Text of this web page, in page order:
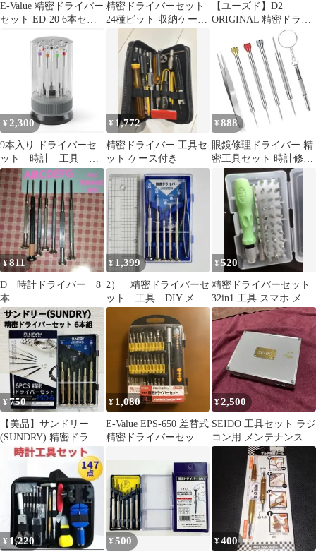
E-Value 精密ドライバー
セット ED-20 6本セッ
精密ドライバーセット
24種ビット 収納ケース
【ユーズド】D2
ORIGINAL 精密ドライ
バーセット 6本組
¥ 2,300
9本入り ドライバーセ
ット 時計 工具 眼
鏡 修理 人気商品
精密ドライバー
¥ 1,772
精密ドライバー 工具セ
ット ケース付き
¥ 888
眼鏡修理ドライバー 精
密工具セット 時計修理
ステンレス製 ピンセッ
¥811
D 時計ドライバー 8
本
¥ 1,399
2） 精密ドライバーセ
ット 工具 DIY メン
テナンス 時計 メガ
ネ 精密機械
¥520
精密ドライバーセット
32in1 工具 スマホ メガ
ネ PC 分解 修理 ケース
¥ 750
【美品】サンドリー
(SUNDRY) 精密ドライ
バーセット 6本組 工具
¥ 1,080
E-Value EPS-650 差替式
精密ドライバーセット
¥2,500
SEIDO 工具セット ラジ
コン用 メンテナンスツ
ール
¥ 1,220 ¥500 ¥400